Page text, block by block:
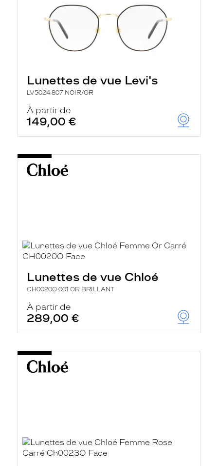
Lunettes de vue Levi's
LV5024 807 NOIR/OR
À partir de
149,00 €
Lunettes de vue Chloé
CH0020O 001 OR BRILLANT
À partir de
289,00 €